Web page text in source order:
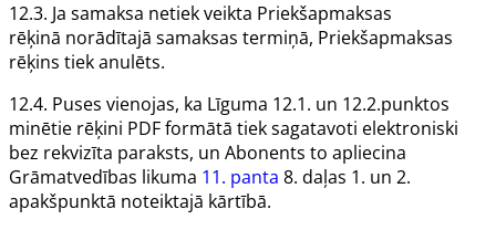
12.3. Ja samaksa netiek veikta Priekšapmaksas
rēķinā norādītajā samaksas termiņā, Priekšapmaksas
rēķins tiek anulēts.
12.4. Puses vienojas, ka Līguma 12.1. un 12.2.punktos
minētie rēķini PDF formātā tiek sagatavoti elektroniski
bez rekvizīta paraksts, un Abonents to apliecina
Grāmatvedības likuma 11. panta 8. daļas 1. un 2.
apakšpunktā noteiktajā kārtībā.